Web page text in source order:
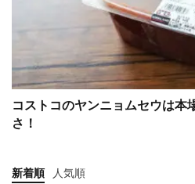
コストコのヤンニョムセウは本
さ！
新着順 人気順